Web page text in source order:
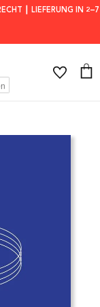
┃ LIEFERUNG IN 2–7